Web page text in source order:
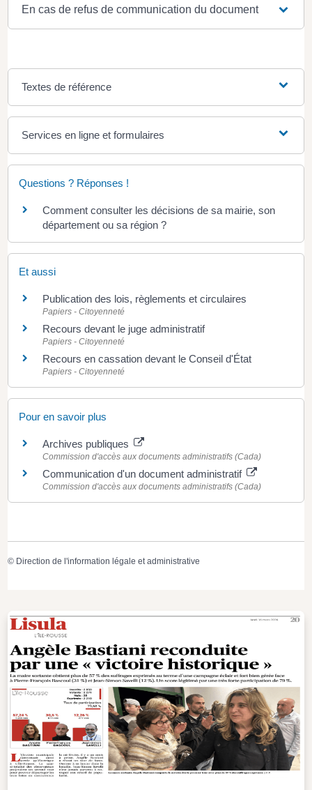
En cas de refus de communication du document
Textes de référence
Services en ligne et formulaires
Questions ? Réponses !
Comment consulter les décisions de sa mairie, son
département ou sa région ?
Et aussi
Publication des lois, règlements et circulaires
Papiers - Citoyenneté
Recours devant le juge administratif
Papiers - Citoyenneté
Recours en cassation devant le Conseil d'État
Papiers - Citoyenneté
Pour en savoir plus
Archives publiques
Commission d'accès aux documents administratifs (Cada)
Communication d'un document administratif
Commission d'accès aux documents administratifs (Cada)
© Direction de l'information légale et administrative